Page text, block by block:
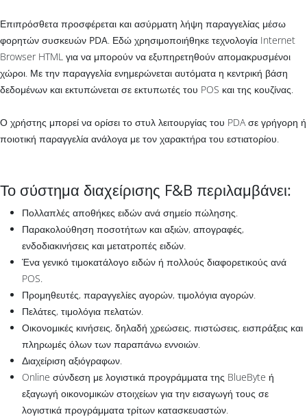
Επιπρόσθετα προσφέρεται και ασύρματη λήψη παραγγελίας μέσω
φορητών συσκευών PDA. Εδώ χρησιμοποιήθηκε τεχνολογία Internet
Browser HTML για να μπορούν να εξυπηρετηθούν απομακρυσμένοι
χώροι. Με την παραγγελία ενημερώνεται αυτόματα η κεντρική βάση
δεδομένων και εκτυπώνεται σε εκτυπωτές του POS και της κουζίνας.
Ο χρήστης μπορεί να ορίσει το στυλ λειτουργίας του PDA σε γρήγορη ή
ποιοτική παραγγελία ανάλογα με τον χαρακτήρα του εστιατορίου.
Το σύστημα διαχείρισης F&B περιλαμβάνει:
Πολλαπλές αποθήκες ειδών ανά σημείο πώλησης.
Παρακολούθηση ποσοτήτων και αξιών, απογραφές,
ενδοδιακινήσεις και μετατροπές ειδών.
Ένα γενικό τιμοκατάλογο ειδών ή πολλούς διαφορετικούς ανά
POS.
Προμηθευτές, παραγγελίες αγορών, τιμολόγια αγορών.
Πελάτες, τιμολόγια πελατών.
Οικονομικές κινήσεις, δηλαδή χρεώσεις, πιστώσεις, εισπράξεις και
πληρωμές όλων των παραπάνω εννοιών.
Διαχείριση αξιόγραφων.
Online σύνδεση με λογιστικά προγράμματα της BlueByte ή
εξαγωγή οικονομικών στοιχείων για την εισαγωγή τους σε
λογιστικά προγράμματα τρίτων κατασκευαστών.